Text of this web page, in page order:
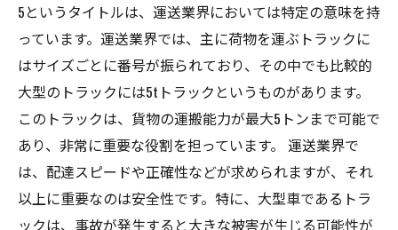
5というタイトルは、運送業界においては特定の意味を持
っています。運送業界では、主に荷物を運ぶトラックに
はサイズごとに番号が振られており、その中でも比較的
大型のトラックには5tトラックというものがあります。
このトラックは、貨物の運搬能力が最大5トンまで可能で
あり、非常に重要な役割を担っています。 運送業界で
は、配達スピードや正確性などが求められますが、それ
以上に重要なのは安全性です。特に、大型車であるトラ
ックは、事故が発生すると大きな被害が生じる可能性が